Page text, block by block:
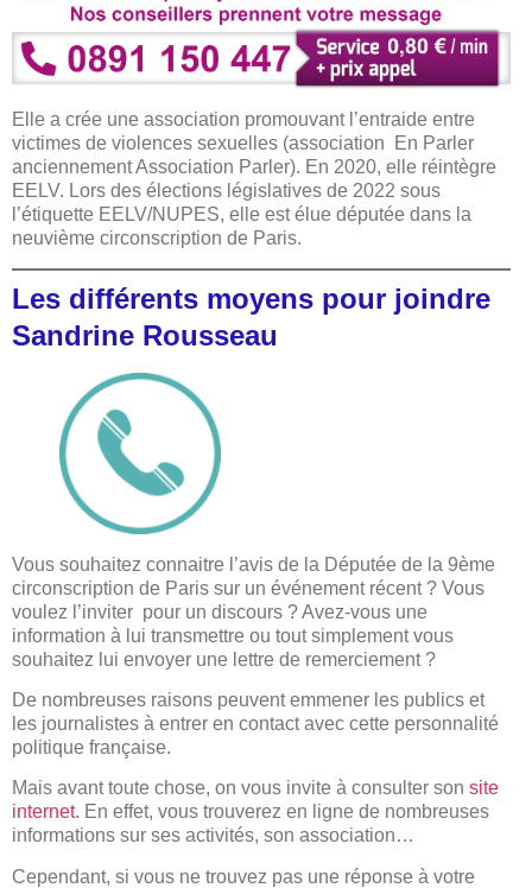
Elle a crée une association promouvant l’entraide entre
victimes de violences sexuelles (association En Parler
anciennement Association Parler). En 2020, elle réintègre
EELV. Lors des élections législatives de 2022 sous
l’étiquette EELV/NUPES, elle est élue députée dans la
neuvième circonscription de Paris.
Les différents moyens pour joindre
Sandrine Rousseau
Vous souhaitez connaitre l’avis de la Députée de la 9ème
circonscription de Paris sur un événement récent ? Vous
voulez l’inviter pour un discours ? Avez-vous une
information à lui transmettre ou tout simplement vous
souhaitez lui envoyer une lettre de remerciement ?
De nombreuses raisons peuvent emmener les publics et
les journalistes à entrer en contact avec cette personnalité
politique française.
Mais avant toute chose, on vous invite à consulter son site
internet. En effet, vous trouverez en ligne de nombreuses
informations sur ses activités, son association…
Cependant, si vous ne trouvez pas une réponse à votre